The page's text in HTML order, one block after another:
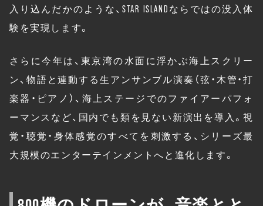
入り込んだかのような、STAR ISLANDならではの没入体
験を実現します。
さらに今年は、東京湾の水面に浮かぶ海上スクリー
ン、物語と連動する生アンサンブル演奏（弦・木管・打
楽器・ピアノ）、海上ステージでのファイアーパフォ
ーマンスなど、国内でも類を見ない新演出を導入。視
覚・聴覚・身体感覚のすべてを刺激する、シリーズ最
大規模のエンターテインメントへと進化します。